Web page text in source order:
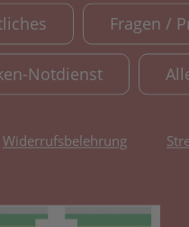
Fragen /
Notdienst
Widerrufsbelehrung
in neuem Tab)